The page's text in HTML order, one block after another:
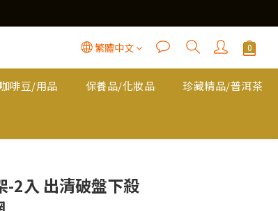
繁體中文
咖啡豆/用品 保養品/化妝品 珍藏精品/普洱茶
-2入 出清破盤下殺